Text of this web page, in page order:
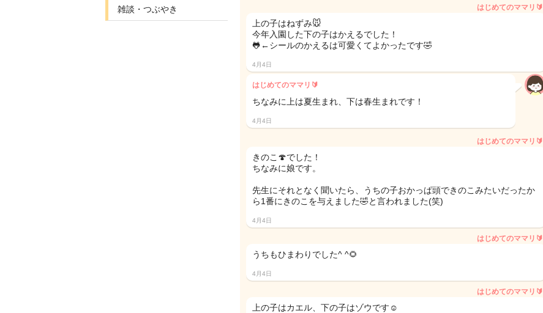
雑談・つぶやき はじめてのママリ🔰
上の子はねずみ🐭
今年入園した下の子はかえるでした！
🐸←シールのかえるは可愛くてよかったです🤣
4月4日
はじめてのママリ🔰
ちなみに上は夏生まれ、下は春生まれです！
4月4日
はじめてのママリ🔰
きのこ🍄でした！
ちなみに娘です。
先生にそれとなく聞いたら、うちの子おかっぱ頭できのこみたいだったか
ら1番にきのこを与えました🤣と言われました(笑)
4月4日
はじめてのママリ🔰
うちもひまわりでした^ ^🌻
4月4日
はじめてのママリ🔰
上の子はカエル、下の子はゾウです☺️